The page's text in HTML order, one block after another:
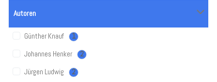
Autoren
Günther Knauf 1
Johannes Henker 2
Jürgen Ludwig 2